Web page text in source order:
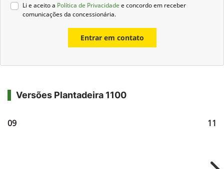
Li e aceito a Política de Privacidade e concordo em receber
comunicações da concessionária.
Entrar em contato
Versões Plantadeira 1100